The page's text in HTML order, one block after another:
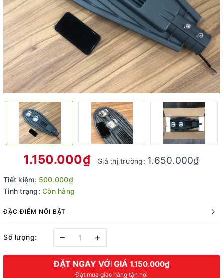
1.150.000₫ Giá thị trường:1.650.000₫
Tiết kiệm: 500.000₫
Tình trạng: Còn hàng
ĐẶC ĐIỂM NỔI BẬT
Số lượng: – +
ĐẶT NGAY VỚI GIÁ 1.150.000₫
Đặt mua giao hàng tận nơi